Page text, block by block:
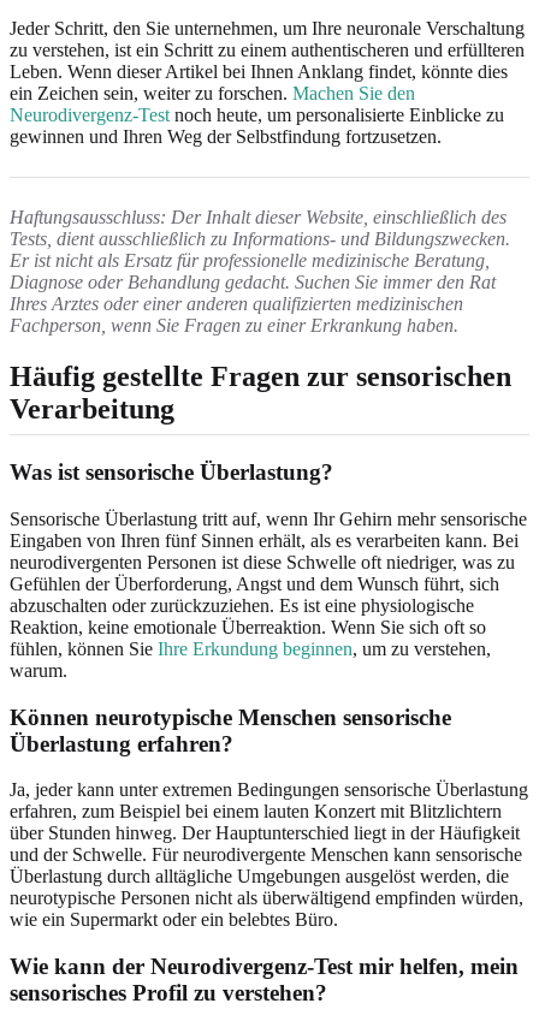
Jeder Schritt, den Sie unternehmen, um Ihre neuronale Verschaltung
zu verstehen, ist ein Schritt zu einem authentischeren und erfüllteren
Leben. Wenn dieser Artikel bei Ihnen Anklang findet, könnte dies
ein Zeichen sein, weiter zu forschen. Machen Sie den
Neurodivergenz-Test noch heute, um personalisierte Einblicke zu
gewinnen und Ihren Weg der Selbstfindung fortzusetzen.
Haftungsausschluss: Der Inhalt dieser Website, einschließlich des
Tests, dient ausschließlich zu Informations- und Bildungszwecken.
Er ist nicht als Ersatz für professionelle medizinische Beratung,
Diagnose oder Behandlung gedacht. Suchen Sie immer den Rat
Ihres Arztes oder einer anderen qualifizierten medizinischen
Fachperson, wenn Sie Fragen zu einer Erkrankung haben.
Häufig gestellte Fragen zur sensorischen
Verarbeitung
Was ist sensorische Überlastung?
Sensorische Überlastung tritt auf, wenn Ihr Gehirn mehr sensorische
Eingaben von Ihren fünf Sinnen erhält, als es verarbeiten kann. Bei
neurodivergenten Personen ist diese Schwelle oft niedriger, was zu
Gefühlen der Überforderung, Angst und dem Wunsch führt, sich
abzuschalten oder zurückzuziehen. Es ist eine physiologische
Reaktion, keine emotionale Überreaktion. Wenn Sie sich oft so
fühlen, können Sie Ihre Erkundung beginnen, um zu verstehen,
warum.
Können neurotypische Menschen sensorische
Überlastung erfahren?
Ja, jeder kann unter extremen Bedingungen sensorische Überlastung
erfahren, zum Beispiel bei einem lauten Konzert mit Blitzlichtern
über Stunden hinweg. Der Hauptunterschied liegt in der Häufigkeit
und der Schwelle. Für neurodivergente Menschen kann sensorische
Überlastung durch alltägliche Umgebungen ausgelöst werden, die
neurotypische Personen nicht als überwältigend empfinden würden,
wie ein Supermarkt oder ein belebtes Büro.
Wie kann der Neurodivergenz-Test mir helfen, mein
sensorisches Profil zu verstehen?